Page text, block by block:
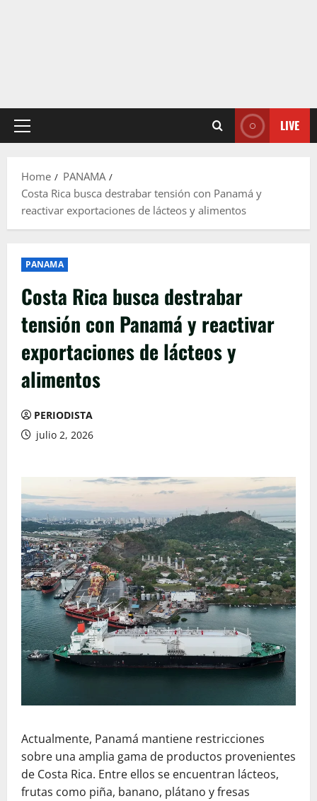
Primary
LIVE
Home
PANAMA
Costa Rica busca destrabar tensión con Panamá y
reactivar exportaciones de lácteos y alimentos
PANAMA
Costa Rica busca destrabar
tensión con Panamá y reactivar
exportaciones de lácteos y
alimentos
PERIODISTA
julio 2, 2026
Actualmente, Panamá mantiene restricciones
sobre una amplia gama de productos provenientes
de Costa Rica. Entre ellos se encuentran lácteos,
frutas como piña, banano, plátano y fresas